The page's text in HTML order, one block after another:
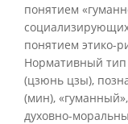
понятием
понятием этико-
Нормативный
(цзюнь цзы),
(мин),
духовно-